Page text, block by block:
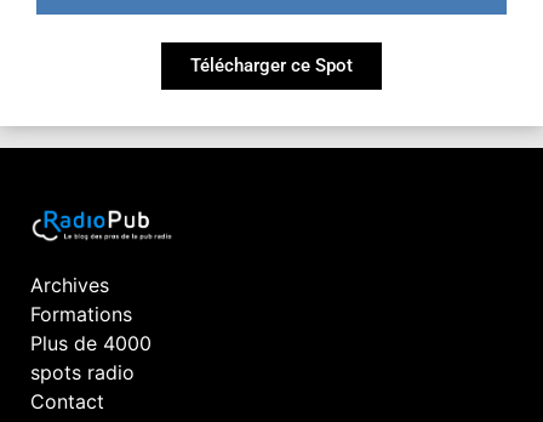
Télécharger ce Spot
Archives
Formations
Plus de 4000
spots radio
Contact